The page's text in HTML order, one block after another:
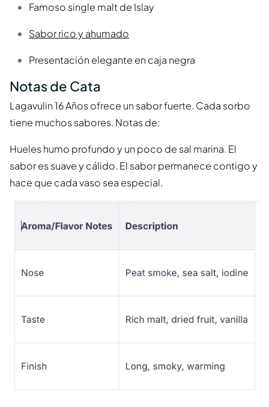
Famoso single malt de Islay
Sabor rico y ahumado
Presentación elegante en caja negra
Notas de Cata
Lagavulin 16 Años ofrece un sabor fuerte. Cada sorbo
tiene muchos sabores. Notas de:
Hueles humo profundo y un poco de sal marina. El
sabor es suave y cálido. El sabor permanece contigo y
hace que cada vaso sea especial.